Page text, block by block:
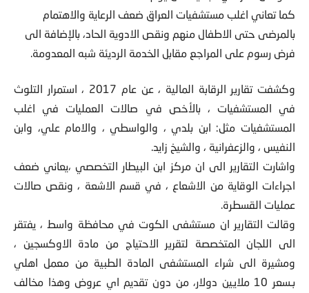
كما تعاني اغلب مستشفيات العراق ضعف الرعاية والاهتمام
بالمرضى حتى الاطفال منهم ونقص الادوية الحاد، بالإضافة الى
فرض رسوم على المراجع مقابل الخدمة الرديئة شبه المعدومة.
وكشفت تقارير الرقابة المالية ، عن عام 2017 ، استمرار التلوث
في المستشفيات ، بالأخص في صالات العمليات في اغلب
المستشفيات مثل: ابن بلدي ، والواسطي ، والامام علي، وابن
النفيس ، والزعفرانية ، والشيخ زايد.
واشارت التقارير الى ان مركز ابن البيطار التخصصي ،يعاني ضعف
اجراءات الوقاية من الاشعاع ، في قسم الاشعة ، ونقص صالات
عمليات القسطرة.
وقالت التقارير ان مستشفى الكوت في محافظة واسط ، يفتقر
الى اللجان المتخصصة لتقرير الاحتياج من مادة الاوكسجين ،
ومشيرة الى شراء المستشفى المادة الطبية من معمل اهلي
بـسعر 10 ملايين دولار، من دون تقديم اي عروض وهذا مخالف